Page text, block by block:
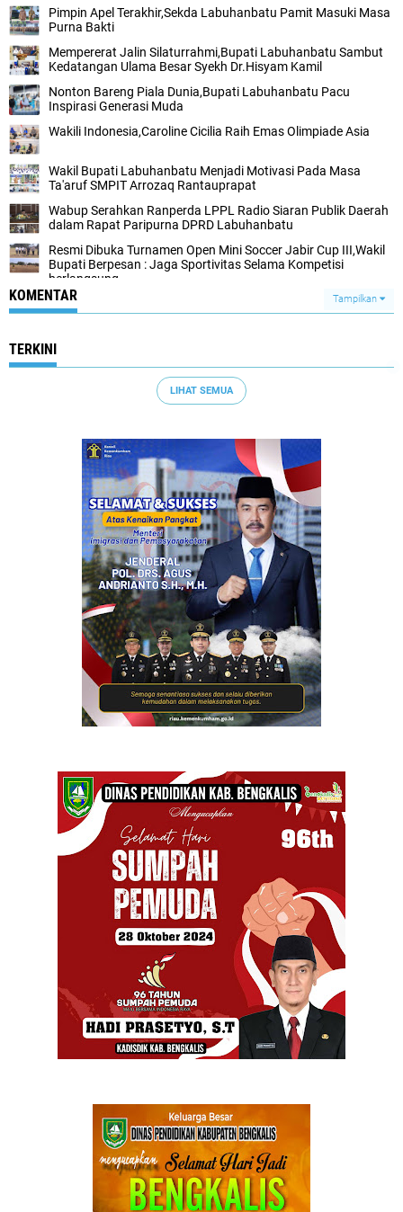
Pimpin Apel Terakhir,Sekda Labuhanbatu Pamit Masuki Masa
Purna Bakti
Mempererat Jalin Silaturrahmi,Bupati Labuhanbatu Sambut
Kedatangan Ulama Besar Syekh Dr.Hisyam Kamil
Nonton Bareng Piala Dunia,Bupati Labuhanbatu Pacu
Inspirasi Generasi Muda
Wakili Indonesia,Caroline Cicilia Raih Emas Olimpiade Asia
Wakil Bupati Labuhanbatu Menjadi Motivasi Pada Masa
Ta'aruf SMPIT Arrozaq Rantauprapat
Wabup Serahkan Ranperda LPPL Radio Siaran Publik Daerah
dalam Rapat Paripurna DPRD Labuhanbatu
Resmi Dibuka Turnamen Open Mini Soccer Jabir Cup III,Wakil
Bupati Berpesan : Jaga Sportivitas Selama Kompetisi
berlangsung
KOMENTAR Tampilkan
TERKINI
LIHAT SEMUA